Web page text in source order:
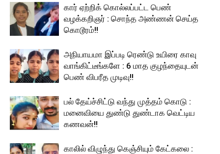
கார் ஏற்றிக் கொல்லப்பட்ட பெண்
வழக்கறிஞர் : சொந்த அண்ணன் செய்த
கொடூரம்!!
அநியாயமா இப்படி ரெண்டு உயிரை காவு
வாங்கிட்டீங்களே : 6 மாத குழந்தையுடன்
பெண் விபரீத முடிவு!!
பல் தேய்ச்சிட்டு வந்து முத்தம் கொடு :
மனைவியை துண்டு துண்டாக வெட்டிய
கணவன்!!
காலில் விழுந்து கெஞ்சியும் கேட்கலை :